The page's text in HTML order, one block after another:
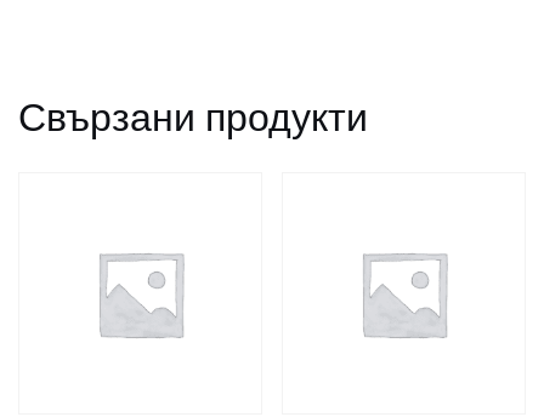
Свързани продукти